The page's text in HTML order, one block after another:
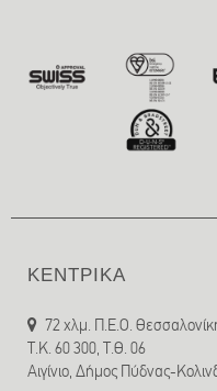
ΚΕΝΤΡΙΚΑ
72 χλμ. Π.Ε.Ο.
T.K. 60 300, Τ.Θ. 06
Αιγίνιο, Δήμος Πύδνας-